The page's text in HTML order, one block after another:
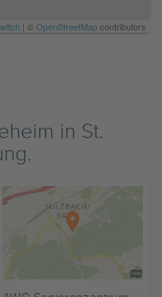
| ©OpenStreetMapcontributors
in St.